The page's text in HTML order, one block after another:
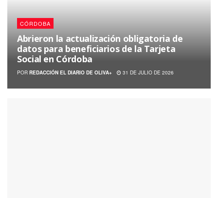
CÓRDOBA
Abrieron la actualización obligatoria de
datos para beneficiarios de la Tarjeta
Social en Córdoba
POR REDACCIÓN EL DIARIO DE OLIVA+ 31 DE JULIO DE 2026